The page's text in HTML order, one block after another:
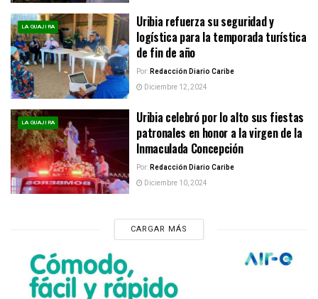
LA GUAJIRA
Uribia refuerza su seguridad y
logística para la temporada turística
de fin de año
Por:Redacción Diario Caribe
Diciembre 12, 2024
LA GUAJIRA
Uribia celebró por lo alto sus fiestas
patronales en honor a la virgen de la
Inmaculada Concepción
Por:Redacción Diario Caribe
Diciembre 10, 2024
CARGAR MÁS